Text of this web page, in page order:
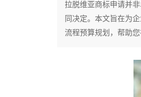
拉脱维亚商标申请并
同决定。本文旨在为
流程预算规划，帮助